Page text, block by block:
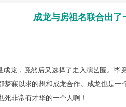
成龙与房祖名联合出了
龙，竟然后又选择了走入演艺圈。
寐以求的想和成龙合作。成龙也是
非常有才华的一个人啊！